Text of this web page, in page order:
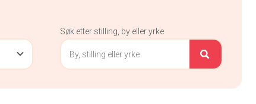
Søk etter stilling, by eller yrke